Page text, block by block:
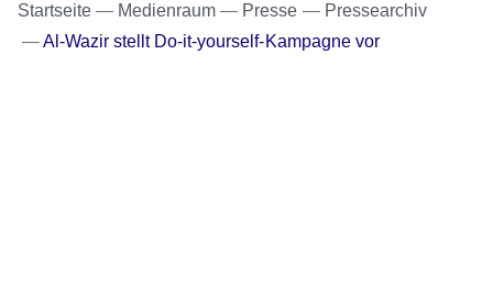
Startseite Medienraum Presse
Pressearchiv
Al-Wazir stellt Do-it-yourself-Kampagne vor